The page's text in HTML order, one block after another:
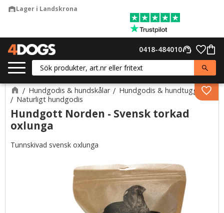
warehouseLager i Landskrona
support_agent
0418-484010
Hundgodis & hundskålar
Hundgodis & hundtugg
Naturligt hundgodis
Hundgott Norden - Svensk torkad
oxlunga
Tunnskivad svensk oxlunga